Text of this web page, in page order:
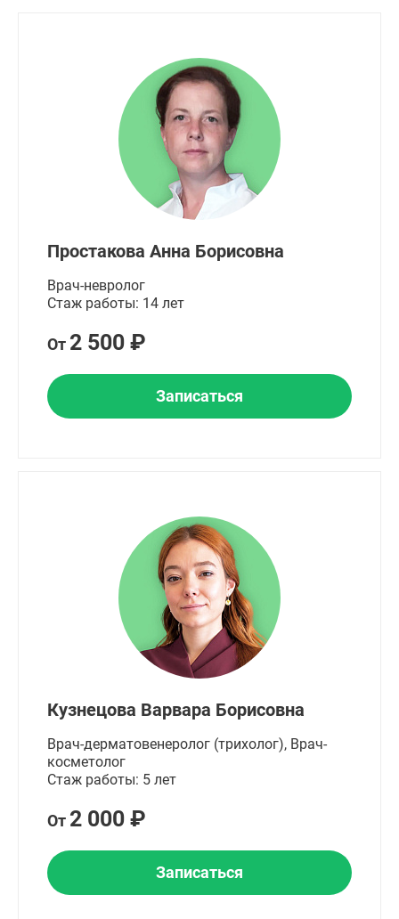
Простакова Анна Борисовна
Врач-невролог
Стаж работы: 14 лет
От 2 500 ₽
Записаться
Кузнецова Варвара Борисовна
Врач-дерматовенеролог (трихолог), Врач-
косметолог
Стаж работы: 5 лет
От 2 000 ₽
Записаться